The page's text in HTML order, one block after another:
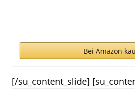
Bei Amazon
[/su_content_slide]